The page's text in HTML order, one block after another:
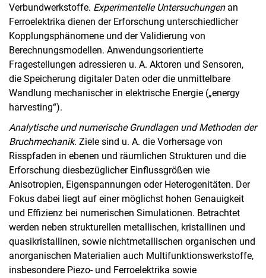
Verbundwerkstoffe. Experimentelle Untersuchungenan
Ferroelektrika dienen der Erforschung unterschiedlicher
Kopplungsphänomene und der Validierung von
Berechnungsmodellen. Anwendungsorientierte
Fragestellungen adressieren u. A. Aktoren und Sensoren,
die Speicherung digitaler Daten oder die unmittelbare
Wandlung mechanischer in elektrische Energie („energy
harvesting“).
Analytische und numerische Grundlagen und Methoden der
Bruchmechanik. Ziele sind u. A. die Vorhersage von
Risspfaden in ebenen und räumlichen Strukturen und die
Erforschung diesbezüglicher Einflussgrößen wie
Anisotropien, Eigenspannungen oder Heterogenitäten. Der
Fokus dabei liegt auf einer möglichst hohen Genauigkeit
und Effizienz bei numerischen Simulationen. Betrachtet
werden neben strukturellen metallischen, kristallinen und
quasikristallinen, sowie nichtmetallischen organischen und
anorganischen Materialien auch Multifunktionswerkstoffe,
insbesondere Piezo- und Ferroelektrika sowie